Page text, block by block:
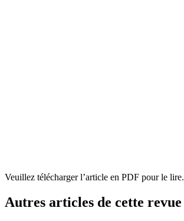
Veuillez télécharger l’article en PDF pour le lire.
Autres articles de cette revue